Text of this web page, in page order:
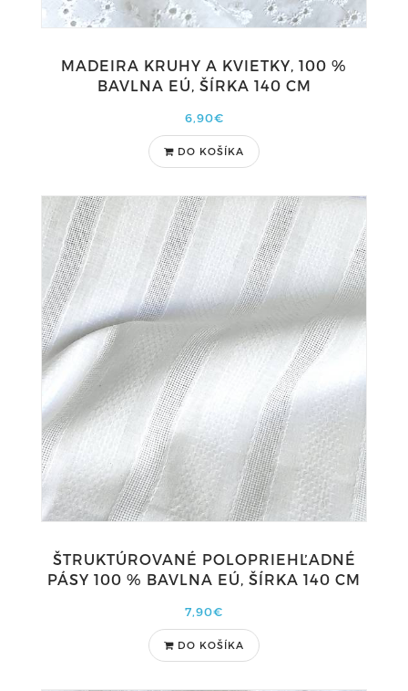
MADEIRA KRUHY A KVIETKY, 100 %
BAVLNA EÚ, ŠÍRKA 140 CM
6,90€
DO KOŠÍKA
ŠTRUKTÚROVANÉ POLOPRIEHĽADNÉ
PÁSY 100 % BAVLNA EÚ, ŠÍRKA 140 CM
7,90€
DO KOŠÍKA